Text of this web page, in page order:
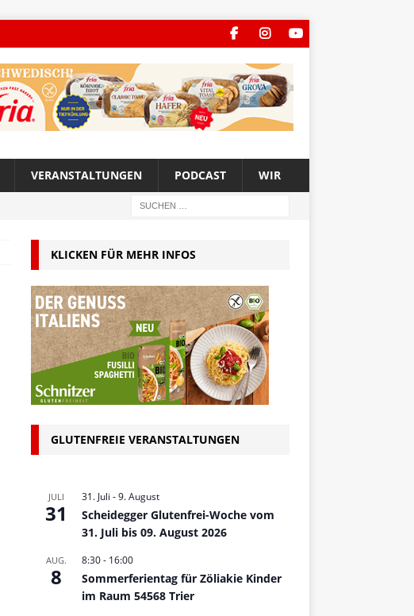
VERANSTALTUNGEN PODCAST WIR
KLICKEN FÜR MEHR INFOS
GLUTENFREIE VERANSTALTUNGEN
JULI
31
31. Juli -9. August
Scheidegger Glutenfrei-Woche vom
31. Juli bis 09. August 2026
AUG.
8
8:30- 16:00
Sommerferientag für Zöliakie Kinder
im Raum 54568 Trier